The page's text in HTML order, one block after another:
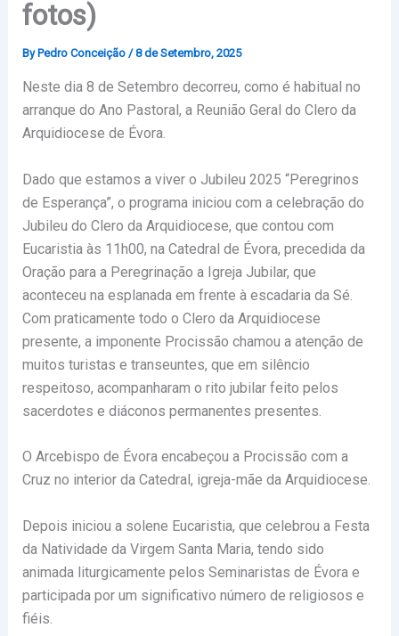
fotos)
By Pedro Conceição /8 de Setembro, 2025
Neste dia 8 de Setembro decorreu, como é habitual no
arranque do Ano Pastoral, a Reunião Geral do Clero da
Arquidiocese de Évora.
Dado que estamos a viver o Jubileu 2025 “Peregrinos
de Esperança”, o programa iniciou com a celebração do
Jubileu do Clero da Arquidiocese, que contou com
Eucaristia às 11h00, na Catedral de Évora, precedida da
Oração para a Peregrinação a Igreja Jubilar, que
aconteceu na esplanada em frente à escadaria da Sé.
Com praticamente todo o Clero da Arquidiocese
presente, a imponente Procissão chamou a atenção de
muitos turistas e transeuntes, que em silêncio
respeitoso, acompanharam o rito jubilar feito pelos
sacerdotes e diáconos permanentes presentes.
O Arcebispo de Évora encabeçou a Procissão com a
Cruz no interior da Catedral, igreja-mãe da Arquidiocese.
Depois iniciou a solene Eucaristia, que celebrou a Festa
da Natividade da Virgem Santa Maria, tendo sido
animada liturgicamente pelos Seminaristas de Évora e
participada por um significativo número de religiosos e
fiéis.